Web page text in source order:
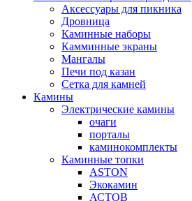
Аксессуары для пикника
Дровница
Каминные наборы
Камминные экраны
Мангалы
Печи под казан
Сетка для камней
Камины
Электрические камины
очаги
порталы
каминокомплекты
Каминные топки
ASTON
Экокамин
АСТОВ